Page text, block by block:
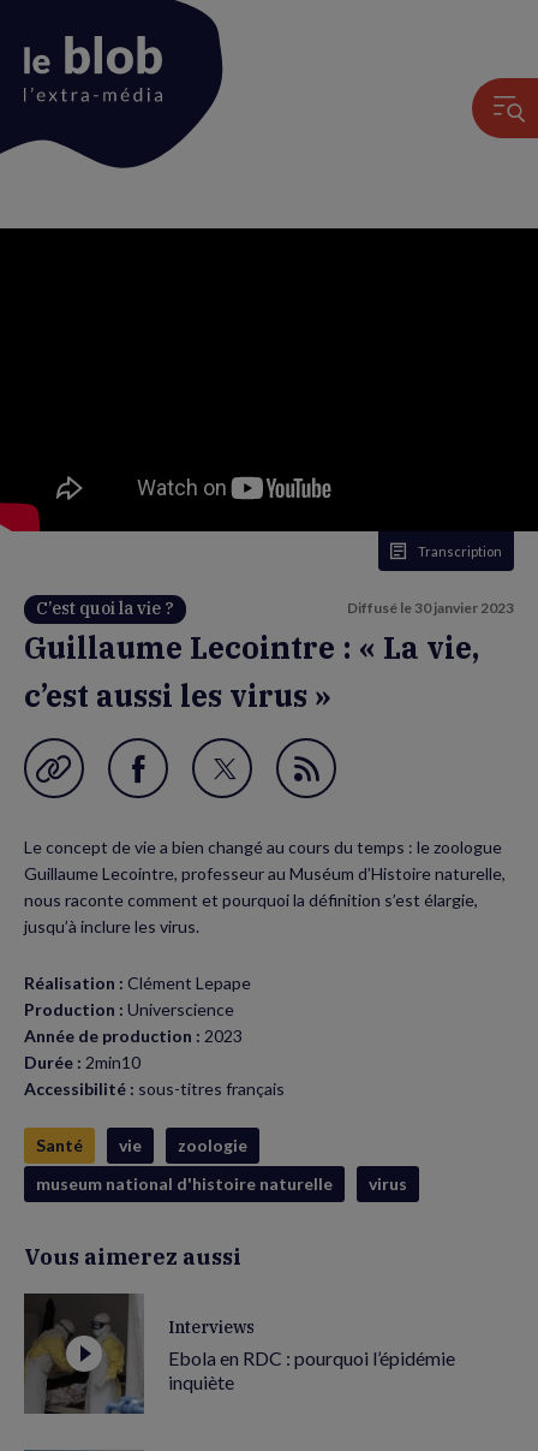
Transcription
C’est quoi la vie ? Diffusé le 30 janvier 2023
Guillaume Lecointre : « La vie,
c’est aussi les virus »
Garder en favori
Partager
Facebook
(nouvelle
fenêtre)
Partager
Twitter
(nouvelle
Flux
Le concept de vie a bien changé au cours du temps : le zoologue
Guillaume Lecointre, professeur au Muséum d’Histoire naturelle,
nous raconte comment et pourquoi la définition s’est élargie,
jusqu’à inclure les virus.
Réalisation : Clément Lepape
Production : Universcience
Année de production : 2023
Durée : 2min10
Accessibilité : sous-titres français
Santé vie
zoologie
museum national d'histoire naturelle
virus
Vous aimerez aussi
Interviews
Ebola en RDC : pourquoi l’épidémie
inquiète